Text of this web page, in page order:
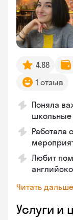
4.88
1 отзыв
Поняла
школьные
Работала
Любит
Читать дальше
Услуги и